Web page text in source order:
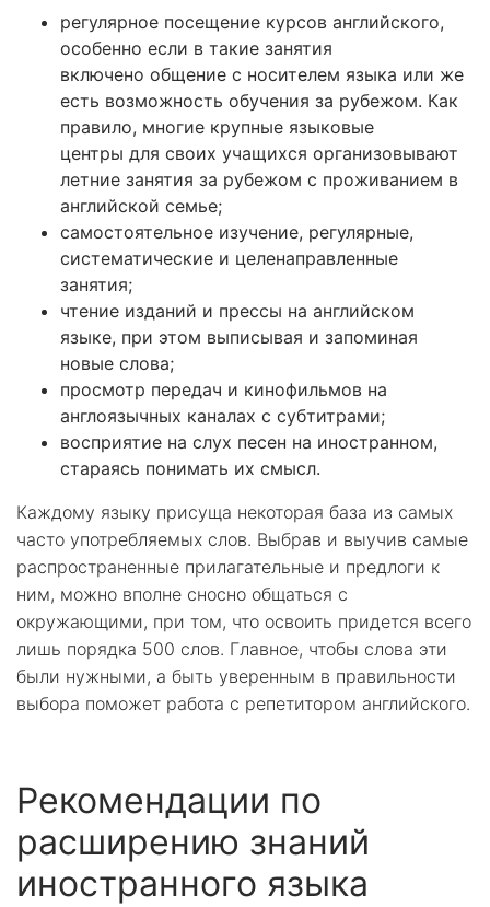
регулярное посещение курсов английского,
особенно если в такие занятия
включено общение с носителем языка или же
есть возможность обучения за рубежом. Как
правило, многие крупные языковые
центры для своих учащихся организовывают
летние занятия за рубежом с проживанием в
английской семье;
самостоятельное изучение, регулярные,
систематические и целенаправленные
занятия;
чтение изданий и прессы на английском
языке, при этом выписывая и запоминая
новые слова;
просмотр передач и кинофильмов на
англоязычных каналах с субтитрами;
восприятие на слух песен на иностранном,
стараясь понимать их смысл.
Каждому языку присуща некоторая база из самых
часто употребляемых слов. Выбрав и выучив самые
распространенные прилагательные и предлоги к
ним, можно вполне сносно общаться с
окружающими, при том, что освоить придется всего
лишь порядка 500 слов. Главное, чтобы слова эти
были нужными, а быть уверенным в правильности
выбора поможет работа с репетитором английского.
Рекомендации по
расширению знаний
иностранного языка